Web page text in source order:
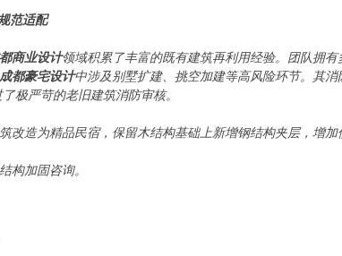
范适配
商业设计领域积累了丰富的既有建筑再利用经验。团队拥
成都豪宅设计中涉及别墅扩建、挑空加建等高风险环节。其
极严苛的老旧建筑消防审核。
改造为精品民宿，保留木结构基础上新增钢结构夹层，增
构加固咨询。